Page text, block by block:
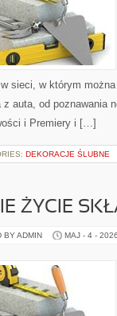
sieci, w którym
z auta, od poznawania
i Premiery i […]
DEKORACJE ŚLUBNE
ŻYCIE
BY ADMIN MAJ - 4 - 2026